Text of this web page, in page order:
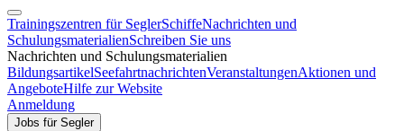
Trainingszentren für SeglerSchiffeNachrichten und
SchulungsmaterialienSchreiben Sie uns
Nachrichten und Schulungsmaterialien
BildungsartikelSeefahrtnachrichtenVeranstaltungenAktionen und
AngeboteHilfe zur Website
Anmeldung
Jobs für Segler